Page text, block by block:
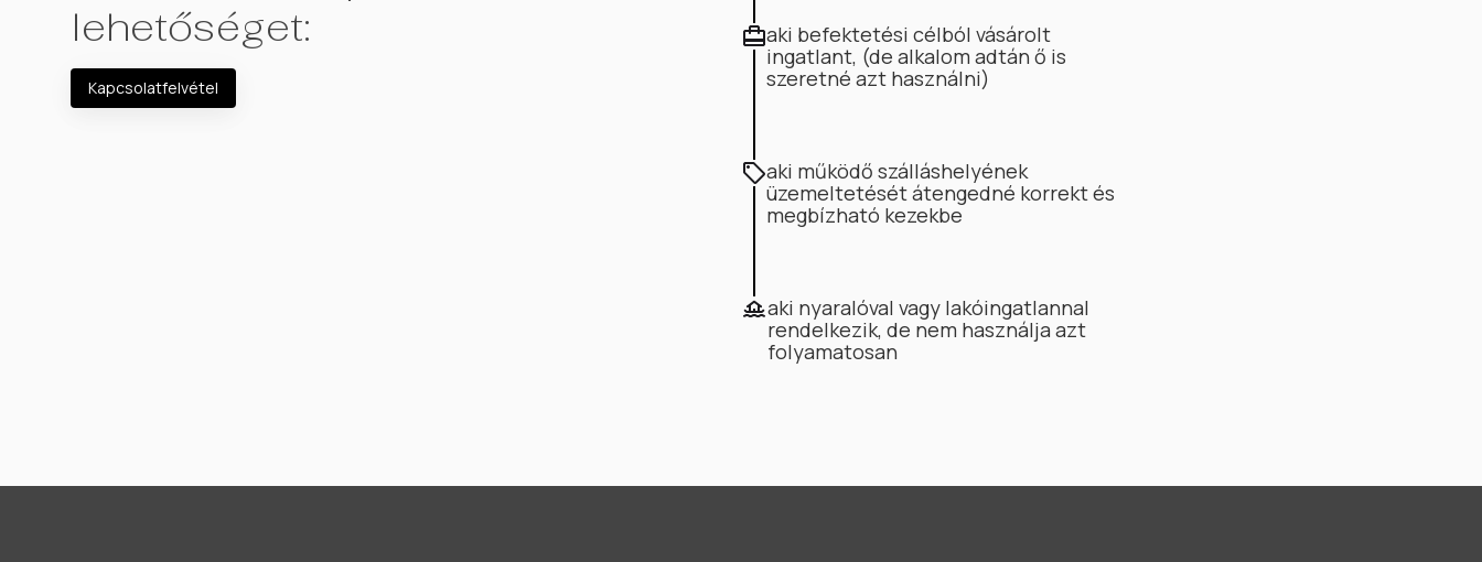
lehetőséget:
Kapcsolatfelvétel
aki befektetési célból vásárolt
ingatlant, (de alkalom adtán ő is
szeretné azt használni)
aki működő szálláshelyének
üzemeltetését átengedné korrekt és
megbízható kezekbe
aki nyaralóval vagy lakóingatlannal
rendelkezik, de nem használja azt
folyamatosan